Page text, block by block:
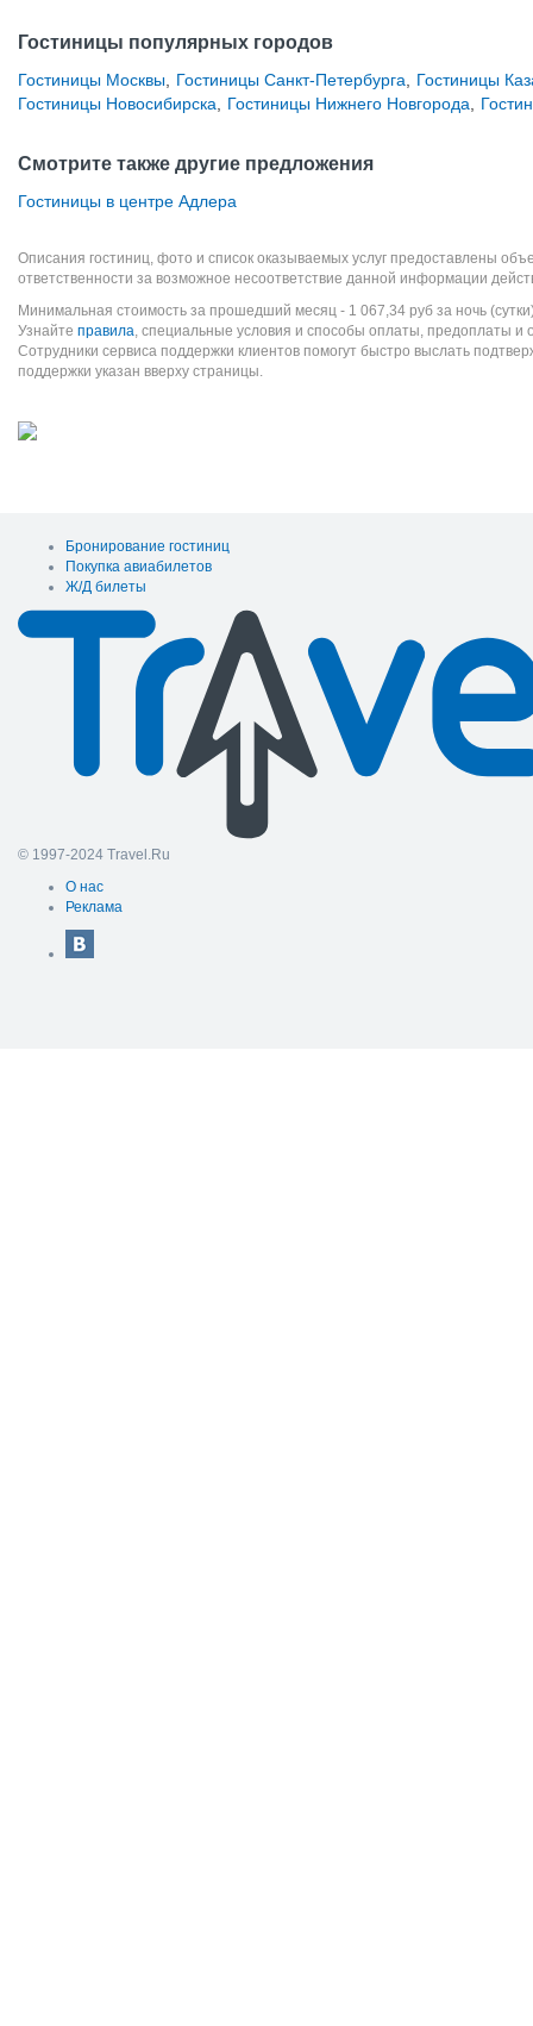
Гостиницы популярных городов
Гостиницы Москвы Гостиницы Санкт-Петербурга
Гостиницы
Гостиницы Новосибирска
Гостиницы Нижнего Новгорода
Смотрите также другие предложения
Гостиницы в центре Адлера
Описания гостиниц, фото и список оказываемых услуг предоставлены
ответственности за возможное несоответствие данной информации
Минимальная стоимость за прошедший месяц - 1 067,34 руб за ночь
Узнайте правила, специальные условия и способы оплаты, предоплаты и
Сотрудники сервиса поддержки клиентов помогут быстро выслать
поддержки указан вверху страницы.
Бронирование гостиниц
Покупка авиабилетов
Ж/Д билеты
© 1997-2024 Travel.Ru
О нас
Реклама